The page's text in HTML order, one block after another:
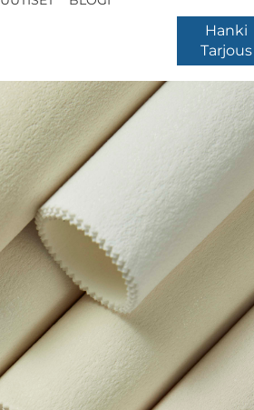
Hanki
Tarjous